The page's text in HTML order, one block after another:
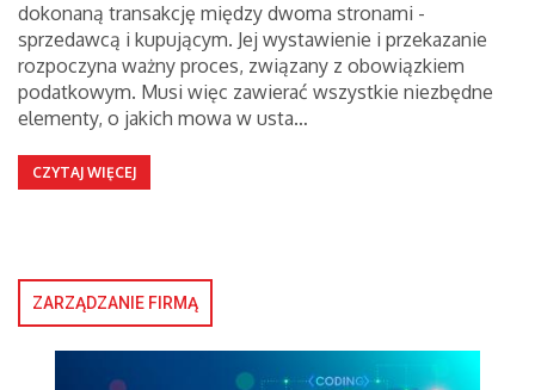
dokonaną transakcję między dwoma stronami -
sprzedawcą i kupującym. Jej wystawienie i przekazanie
rozpoczyna ważny proces, związany z obowiązkiem
podatkowym. Musi więc zawierać wszystkie niezbędne
elementy, o jakich mowa w usta…
CZYTAJ WIĘCEJ
ZARZĄDZANIE FIRMĄ